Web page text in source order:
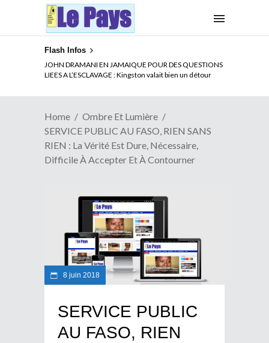
Flash Infos
JOHN DRAMANI EN JAMAIQUE POUR DES QUESTIONS
LIEES A L’ESCLAVAGE : Kingston valait bien un détour
ELECTION DE TALON A LA TETE DU SENAT BENINOIS :
Quand Patrice quitte le pouvoir sans partir !
Home
Ombre Et Lumière
SERVICE PUBLIC AU FASO, RIEN SANS
RIEN : La Vérité Est Dure, Nécessaire,
Difficile À Accepter Et À Contourner
8 juin 2018
SERVICE PUBLIC
AU FASO, RIEN